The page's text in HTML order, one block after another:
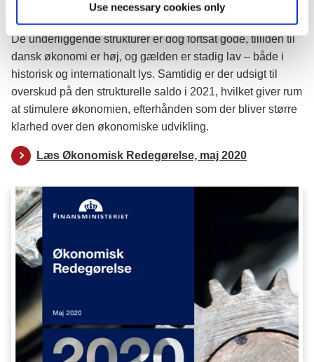
Use necessary cookies only
stigning i den offentlige gæld.
De underliggende strukturer er dog fortsat gode, tilliden til
dansk økonomi er høj, og gælden er stadig lav – både i
historisk og internationalt lys. Samtidig er der udsigt til
overskud på den strukturelle saldo i 2021, hvilket giver rum
at stimulere økonomien, efterhånden som der bliver større
klarhed over den økonomiske udvikling.
Læs Økonomisk Redegørelse, maj 2020